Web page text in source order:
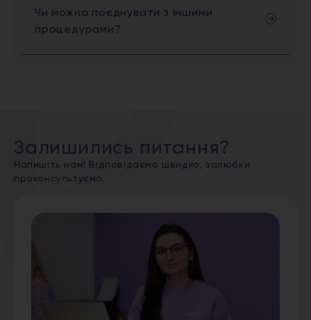
Чи можна поєднувати з іншими
процедурами?
Залишились питання?
Напишіть нам! Відповідаємо швидко, залюбки
проконсультуємо.